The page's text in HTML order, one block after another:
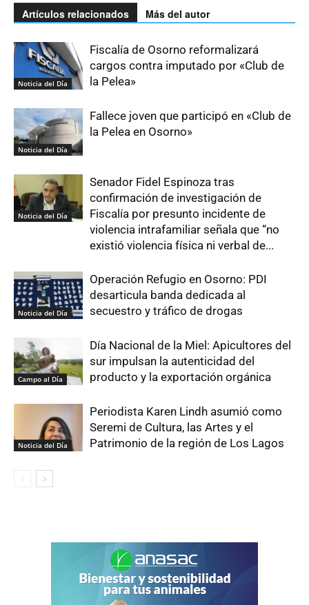
Artículos relacionados Más del autor
Noticia del Día
Fiscalía de Osorno reformalizará
cargos contra imputado por «Club de
la Pelea»
Noticia del Día
Fallece joven que participó en «Club de
la Pelea en Osorno»
Noticia del Día
Senador Fidel Espinoza tras
confirmación de investigación de
Fiscalía por presunto incidente de
violencia intrafamiliar señala que “no
existió violencia física ni verbal de...
Noticia del Día
Operación Refugio en Osorno: PDI
desarticula banda dedicada al
secuestro y tráfico de drogas
Campo al Día
Día Nacional de la Miel: Apicultores del
sur impulsan la autenticidad del
producto y la exportación orgánica
Noticia del Día
Periodista Karen Lindh asumió como
Seremi de Cultura, las Artes y el
Patrimonio de la región de Los Lagos